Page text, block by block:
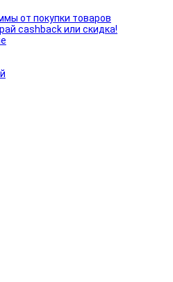
от покупки товаров
cashback или скидка!